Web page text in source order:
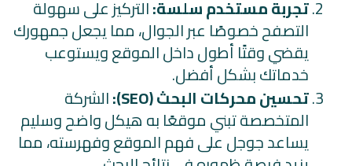
تجربة مستخدم سلسة:التركيز على سهولة
التصفح خصوصًا عبر الجوال، مما يجعل جمهورك
يقضي وقتًا أطول داخل الموقع ويستوعب
خدماتك بشكل أفضل.
تحسين محركات البحث (SEO):
الشركة
المتخصصة تبني موقعًا به هيكل واضح وسليم
يساعد جوجل على فهم الموقع وفهرسته، مما